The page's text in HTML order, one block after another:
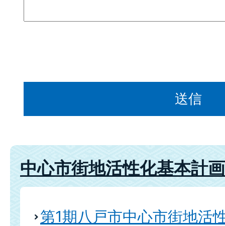
中心市街地活性化基本計画
第1期八戸市中心市街地活